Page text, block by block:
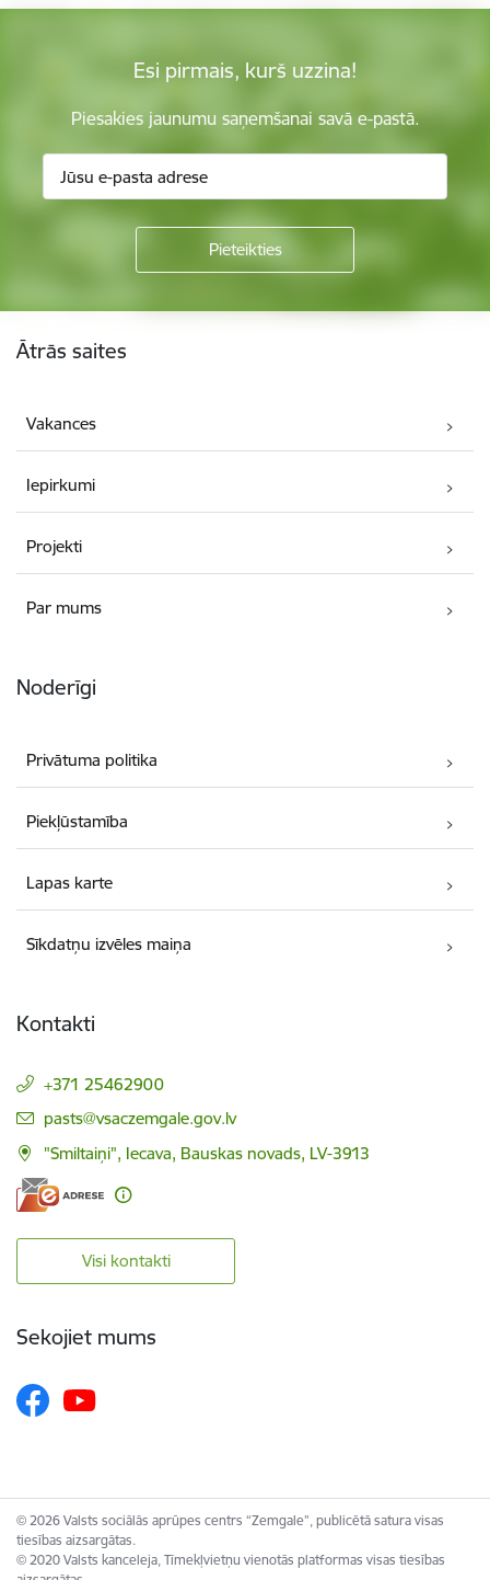
Esi pirmais, kurš uzzina!
Piesakies jaunumu saņemšanai savā e-pastā.
Ātrās saites
Vakances
Iepirkumi
Projekti
Par mums
Noderīgi
Privātuma politika
Piekļūstamība
Lapas karte
Sīkdatņu izvēles maiņa
Kontakti
+371 25462900
E-pasts:
pasts@vsaczemgale.gov.lv
"Smiltaiņi", Iecava, Bauskas novads, LV-3913
Visi kontakti
Sekojiet mums
© 2026 Valsts sociālās aprūpes centrs “Zemgale”, publicētā satura visas
tiesības aizsargātas.
© 2020 Valsts kanceleja, Tīmekļvietņu vienotās platformas visas tiesības